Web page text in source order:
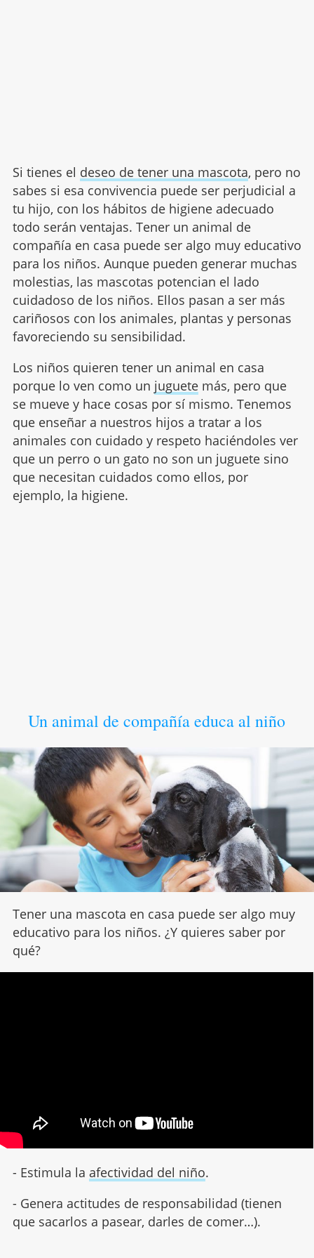
Si tienes el deseo de tener una mascota, pero no
sabes si esa convivencia puede ser perjudicial a
tu hijo, con los hábitos de higiene adecuado
todo serán ventajas. Tener un animal de
compañía en casa puede ser algo muy educativo
para los niños. Aunque pueden generar muchas
molestias, las mascotas potencian el lado
cuidadoso de los niños. Ellos pasan a ser más
cariñosos con los animales, plantas y personas
favoreciendo su sensibilidad.
Los niños quieren tener un animal en casa
porque lo ven como un juguetemás, pero que
se mueve y hace cosas por sí mismo. Tenemos
que enseñar a nuestros hijos a tratar a los
animales con cuidado y respeto haciéndoles ver
que un perro o un gato no son un juguete sino
que necesitan cuidados como ellos, por
ejemplo, la higiene.
Un animal de compañía educa al niño
Tener una mascota en casa puede ser algo muy
educativo para los niños. ¿Y quieres saber por
qué?
- Estimula la afectividad del niño.
- Genera actitudes de responsabilidad (tienen
que sacarlos a pasear, darles de comer…).